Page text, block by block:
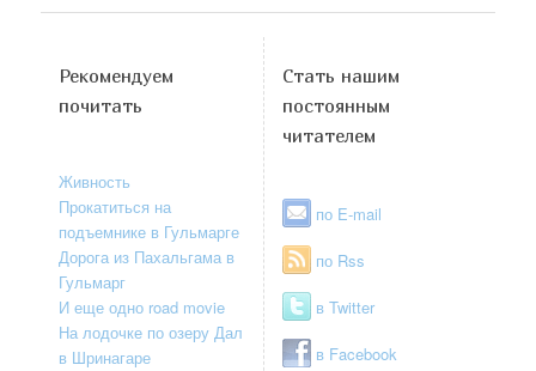
Рекомендуем
почитать
Живность
Прокатиться на
подъемнике в Гульмарге
Дорога из Пахальгама в
Гульмарг
И еще одно road movie
На лодочке по озеру Дал
в Шринагаре
Стать нашим
постоянным
читателем
по E-mail
по Rss
в Twitter
в Facebook